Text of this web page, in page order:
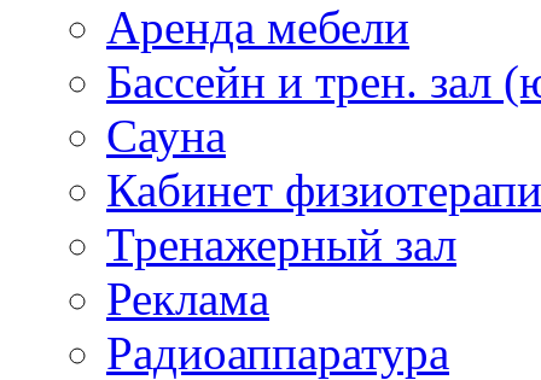
Аренда мебели
Бассейн и трен. зал
Сауна
Кабинет
Тренажерный зал
Реклама
Радиоаппаратура